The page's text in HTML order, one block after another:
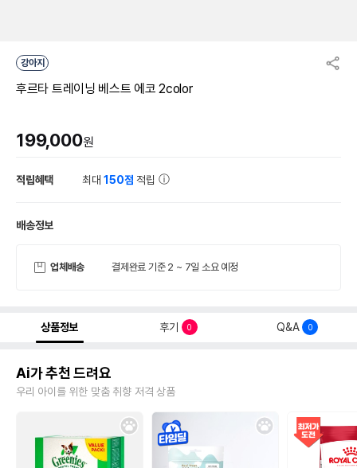
강아지
후르타 트레이닝 베스트 에코 2color
199,000원
적립혜택 최대150점 적립
배송정보
업체배송 결제완료 기준 2 ~ 7일 소요 예정
상품정보 후기 0 Q&A 0
Ai가 추천 드려요
우리 아이를 위한 맞춤 취향 저격 상품